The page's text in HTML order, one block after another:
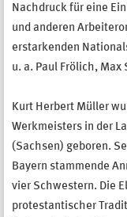
Nachdruck für eine
und anderen
erstarkenden
u. a. Paul Frölich, Max
Kurt Herbert Müller
Werkmeisters in der
(Sachsen) geboren.
Bayern stammende
vier Schwestern. Die
protestantischer